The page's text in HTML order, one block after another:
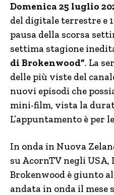
Domenica 25 luglio
del digitale terrestre e
pausa della scorsa
settima stagione
di Brokenwood”. La
delle più viste del
nuovi episodi che
mini-film, vista la
L’appuntamento è per
In onda in Nuova
su AcornTV negli
Brokenwood è giunto
andata in onda il mese